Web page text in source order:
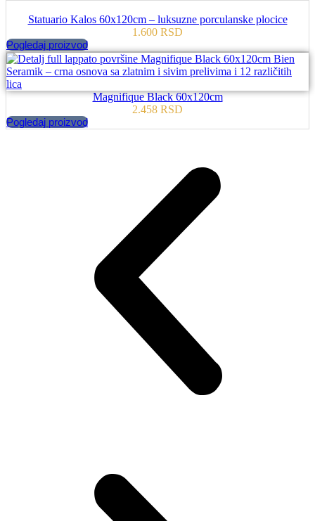
Statuario Kalos 60x120cm – luksuzne porculanske plocice
1.600 RSD
Pogledaj proizvod
Magnifique Black 60x120cm
2.458 RSD
Pogledaj proizvod